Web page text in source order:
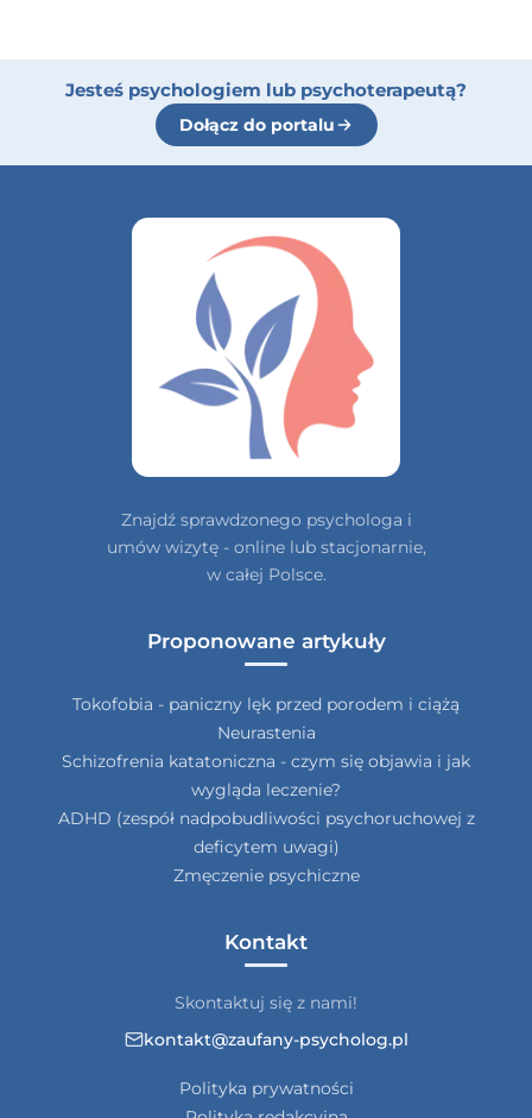
Jesteś psychologiem lub psychoterapeutą?
Dołącz do portalu
Znajdź sprawdzonego psychologa i
umów wizytę - online lub stacjonarnie,
w całej Polsce.
Proponowane artykuły
Tokofobia - paniczny lęk przed porodem i ciążą
Neurastenia
Schizofrenia katatoniczna - czym się objawia i jak
wygląda leczenie?
ADHD (zespół nadpobudliwości psychoruchowej z
deficytem uwagi)
Zmęczenie psychiczne
Kontakt
Skontaktuj się z nami!
kontakt@zaufany-psycholog.pl
Polityka prywatności